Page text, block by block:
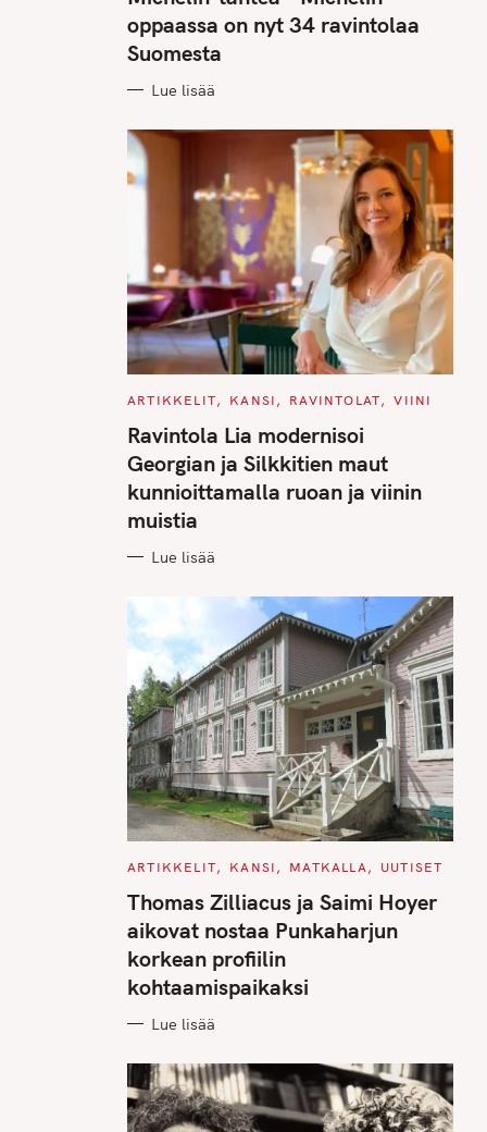
I
E
S
oppaassa on nyt 34 ravintolaa
Suomesta
Lue lisää
C
T
E
G
O
R
I
S
ARTIKKELIT KANSI RAVINTOLAT VIINI
Ravintola Lia modernisoi
Georgian ja Silkkitien maut
kunnioittamalla ruoan ja viinin
muistia
Lue lisää
C
T
E
O
R
I
E
S
ARTIKKELIT KANSI MATKALLA UUTISET
Thomas Zilliacus ja Saimi Hoyer
aikovat nostaa Punkaharjun
korkean profiilin
kohtaamispaikaksi
Lue lisää